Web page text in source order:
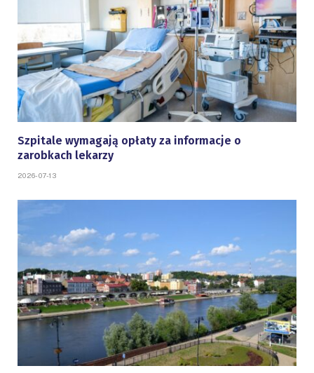
Szpitale wymagają opłaty za informacje o
zarobkach lekarzy
2026-07-13